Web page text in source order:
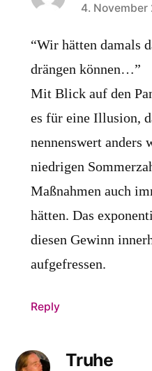
says:
4.
“Wir hätten damals
drängen können…”
Mit Blick auf den
es für eine Illusion,
nennenswert anders
niedrigen
Maßnahmen auch
hätten. Das
diesen Gewinn
aufgefressen.
Reply
Truhe